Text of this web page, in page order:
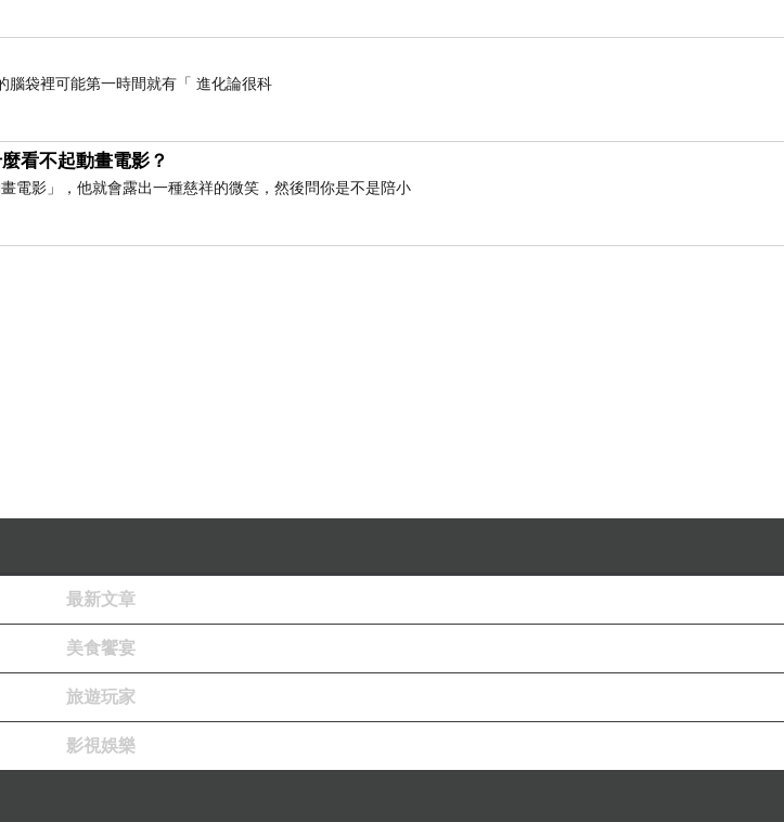
袋裡可能第一時間就有「 進化論很科
看不起動畫電影？
電影」，他就會露出一種慈祥的微笑，然後問你是不是陪小
最新文章
美食饗宴
旅遊玩家
影視娛樂